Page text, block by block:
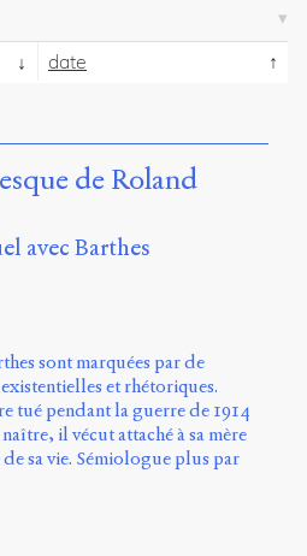
date
de Roland
avec Barthes
sont marquées par de
et rhétoriques.
tué pendant la guerre de 1914
il vécut attaché à sa mère
sa vie. Sémiologue plus par